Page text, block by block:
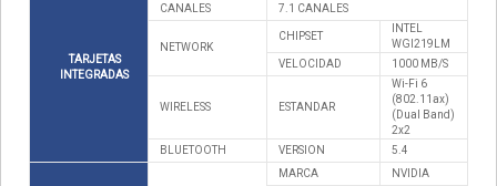
TARJETAS
INTEGRADAS
CANALES
7.1 CANALES
NETWORK
CHIPSET
INTEL
WGI219LM
VELOCIDAD
1000 MB/S
WIRELESS ESTANDAR
Wi-Fi 6
(802.11ax)
(Dual Band)
2x2
BLUETOOTH
VERSION 5.4
MARCA
NVIDIA